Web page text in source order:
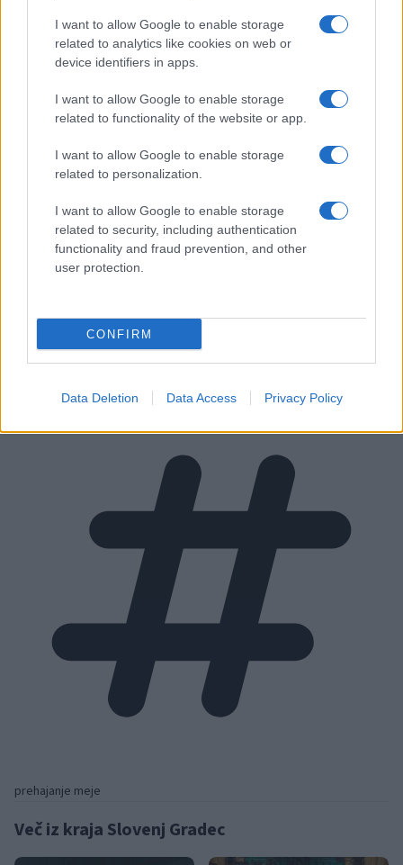
I want to allow Google to enable storage
related to analytics like cookies on web or
device identifiers in apps.
I want to allow Google to enable storage
related to functionality of the website or app.
I want to allow Google to enable storage
related to personalization.
I want to allow Google to enable storage
related to security, including authentication
functionality and fraud prevention, and other
user protection.
CONFIRM
Data Deletion Data Access Privacy Policy
prehajanje meje
Več iz kraja Slovenj Gradec